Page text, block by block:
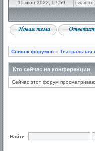
15 июн 2022, 07:59
Список форумов » Театральная
Кто сейчас на конференции
Сейчас этот форум
Найти: